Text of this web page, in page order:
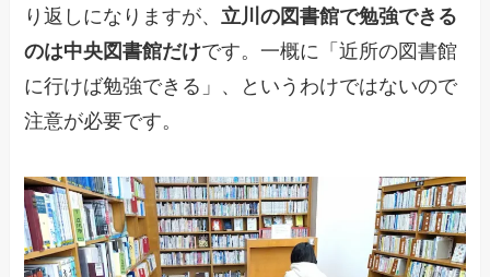
り返しになりますが、 立川の図書館で勉強できる
のは中央図書館だけです。一概に「近所の図書館
に行けば勉強できる」、というわけではないので
注意が必要です。